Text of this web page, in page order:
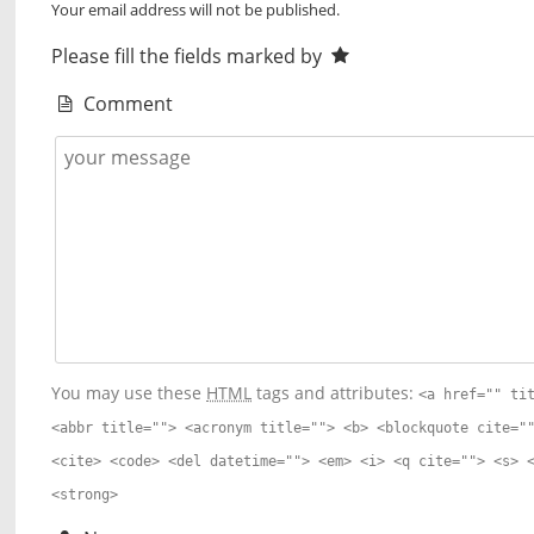
Your email address will not be published.
Please fill the fields marked by
Comment
You may use these HTML tags and attributes:<a href=""
<abbr title=""> <acronym title=""> <b> <blockquote
<cite> <code> <del datetime=""> <em> <i> <q cite=""> <s>
<strong>